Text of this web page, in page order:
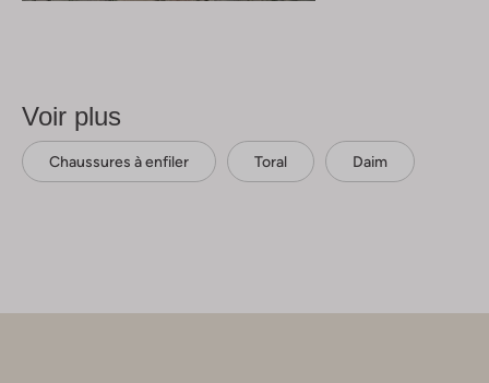
Voir plus
Chaussures à enfiler Toral Daim